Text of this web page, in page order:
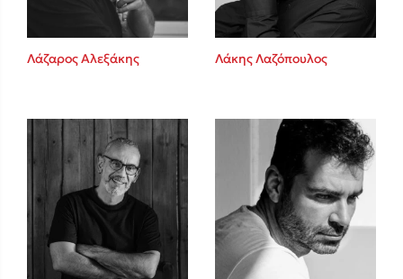
Λάζαρος Αλεξάκης Λάκης Λαζόπουλος